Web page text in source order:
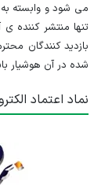
می شود و وابسته
تنها منتشر کننده
بازدید کنندگان
شده در آن هوشیار
نماد اعتماد